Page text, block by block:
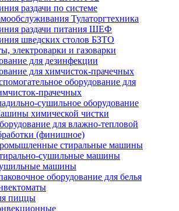
раздачи по системе
Тулаторгтехника
раздачи питания ШЕФ
шведских столов БЗТО
электроварки и газоварки
для дезинфекции
для химчисток-прачечных
оборудование для
прачечных
сушильное оборудование
химической чистки
для влажно-тепловой
(финишное)
стиральные машины
сушильные машины
машины
оборудование для белья
пиццы